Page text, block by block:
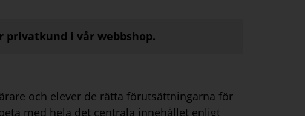
privatkund i vår webbshop.
och elever de rätta förutsättningarna för
med hela det centrala innehållet enligt